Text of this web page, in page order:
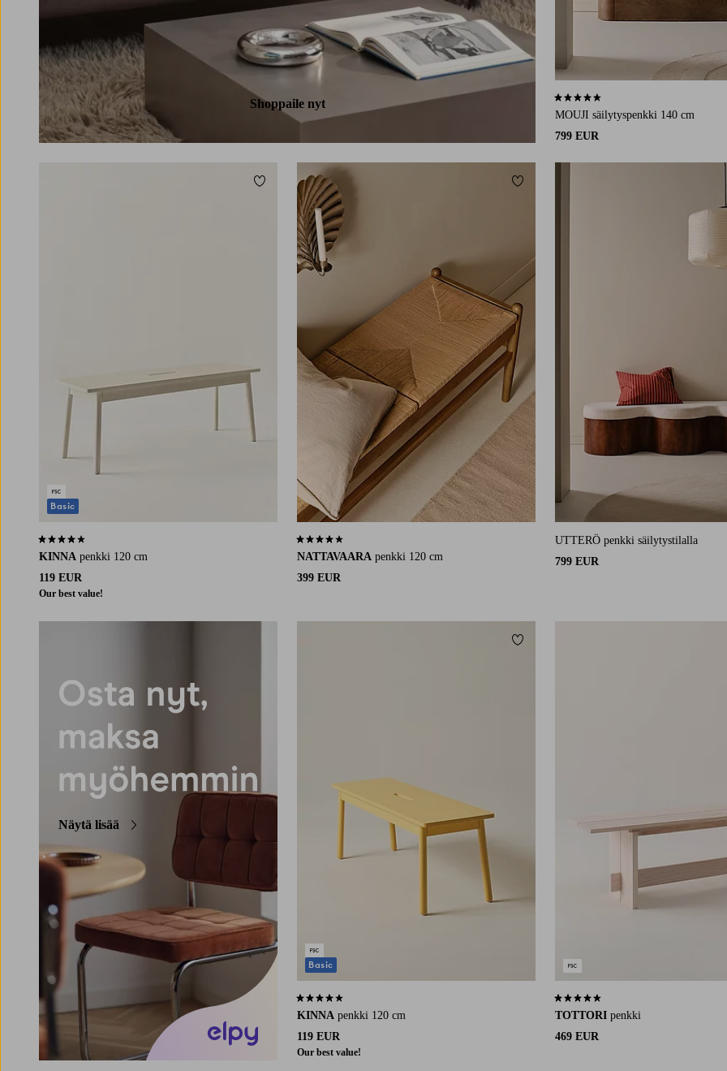
Shoppaile nyt
MOUJI säilytyspenkki 140 cm
799 EUR
4,4 perustuen 14 arvosanaan
KINNA penkki 120 cm
119 EUR
Our best value!
3,9 perustuen 48 arvosanaan
Basic
Lisää suosikkeihin
NATTAVAARA penkki 120 cm
399 EUR
4,0 perustuen 4 arvosanaan
Lisää suosikkeihin
UTTERÖ penkki säilytystilalla
799 EUR
Näytä lisää
KINNA penkki 120 cm
119 EUR
Our best value!
3,9 perustuen 48 arvosanaan
Basic
Lisää suosikkeihin
TOTTORI penkki
469 EUR
4,6 perustuen 7 arvosanaan